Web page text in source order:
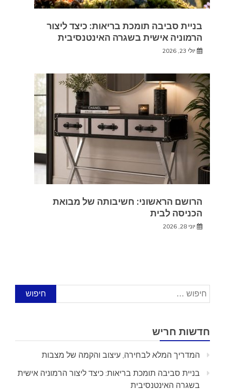
בניית סביבה תומכת בריאות: כיצד ליצור
הרמוניה אישית בשגרה האינטנסיבית
יולי 23, 2026
הרושם הראשוני: חשיבותה של מבואת
הכניסה לבית
יוני 28, 2026
חיפוש:
חדשות חריש
המדריך המלא לבחירה, עיצוב והקמה של מצבות
בניית סביבה תומכת בריאות: כיצד ליצור הרמוניה אישית
בשגרה האינטנסיבית